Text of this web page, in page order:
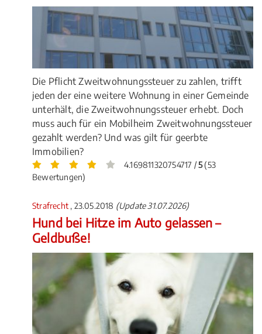
Die Pflicht Zweitwohnungssteuer zu zahlen, trifft
jeden der eine weitere Wohnung in einer Gemeinde
unterhält, die Zweitwohnungssteuer erhebt. Doch
muss auch für ein Mobilheim Zweitwohnungssteuer
gezahlt werden? Und was gilt für geerbte
Immobilien?
4.169811320754717 /5(53
Bewertungen)
Strafrecht , 23.05.2018 (Update 31.07.2026)
Hund bei Hitze im Auto gelassen –
Geldbuße!